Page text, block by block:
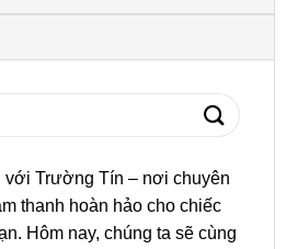
với Trường Tín – nơi chuyên
thanh hoàn hảo cho chiếc
Hôm nay, chúng ta sẽ cùng